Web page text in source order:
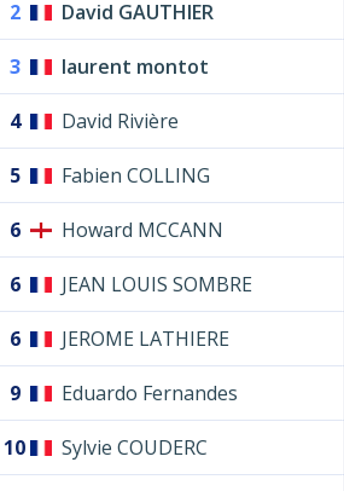
2 David GAUTHIER
3 laurent montot
4 David Rivière
5 Fabien COLLING
6 Howard MCCANN
6 JEAN LOUIS SOMBRE
6 JEROME LATHIERE
9 Eduardo Fernandes
10 Sylvie COUDERC